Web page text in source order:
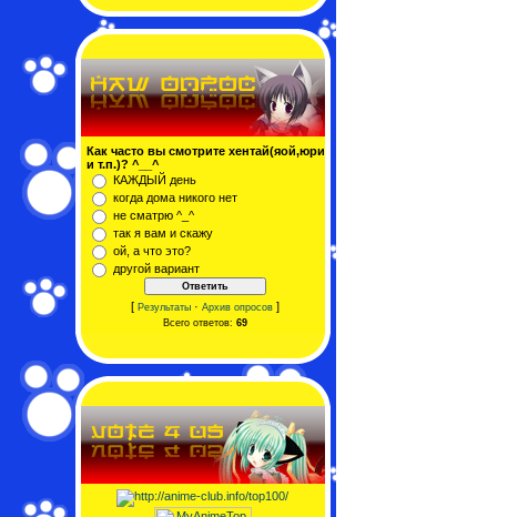
Как часто вы смотрите хентай(яой,юри
и т.п.)? ^__^
КАЖДЫЙ день
когда дома никого нет
не сматрю ^_^
так я вам и скажу
ой, а что это?
другой вариант
[ Результаты · Архив опросов ]
Всего ответов: 69